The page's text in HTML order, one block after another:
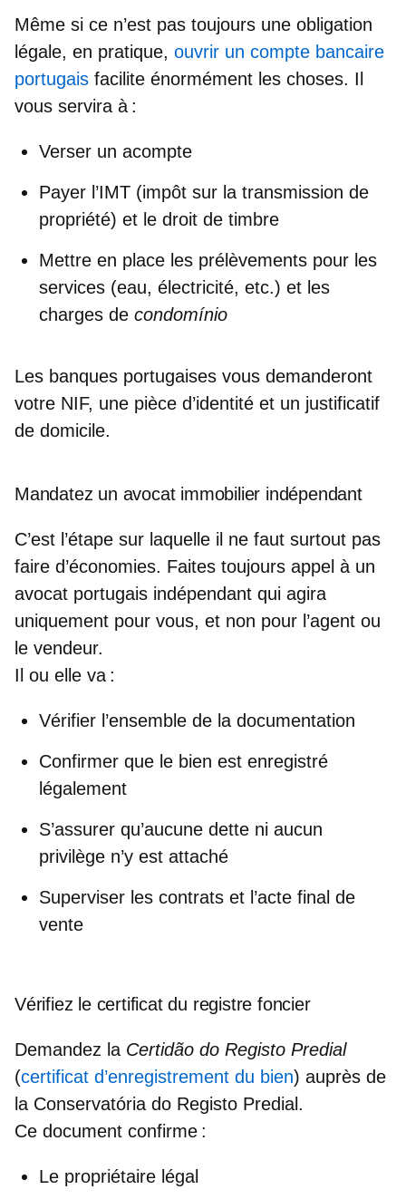
Même si ce n’est pas toujours une obligation
légale, en pratique, ouvrir un compte bancaire
portugais facilite énormément les choses. Il
vous servira à :
Verser un acompte
Payer l’IMT (impôt sur la transmission de
propriété) et le droit de timbre
Mettre en place les prélèvements pour les
services (eau, électricité, etc.) et les
charges de condomínio
Les banques portugaises vous demanderont
votre NIF, une pièce d’identité et un justificatif
de domicile.
Mandatez un avocat immobilier indépendant
C’est l’étape sur laquelle il ne faut surtout pas
faire d’économies. Faites toujours appel à un
avocat portugais indépendant qui agira
uniquement pour vous, et non pour l’agent ou
le vendeur.
Il ou elle va :
Vérifier l’ensemble de la documentation
Confirmer que le bien est enregistré
légalement
S’assurer qu’aucune dette ni aucun
privilège n’y est attaché
Superviser les contrats et l’acte final de
vente
Vérifiez le certificat du registre foncier
Demandez la Certidão do Registo Predial
(certificat d’enregistrement du bien) auprès de
la Conservatória do Registo Predial.
Ce document confirme :
Le propriétaire légal